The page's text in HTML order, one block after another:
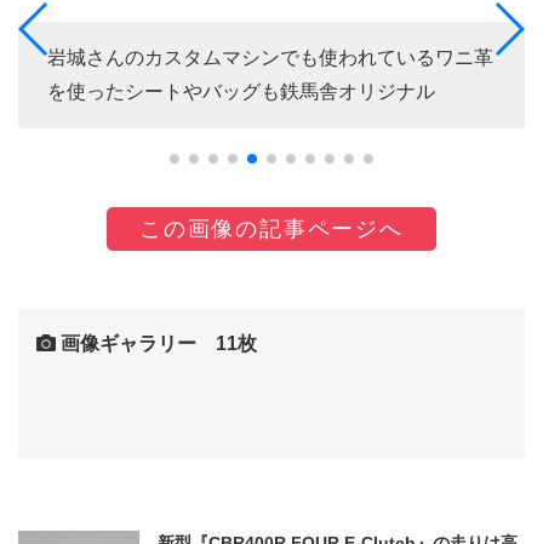
岩城さんのカスタムマシンでも使われているワニ革
を使ったシートやバッグも鉄馬舎オリジナル
この画像の記事ページへ
画像ギャラリー 11枚